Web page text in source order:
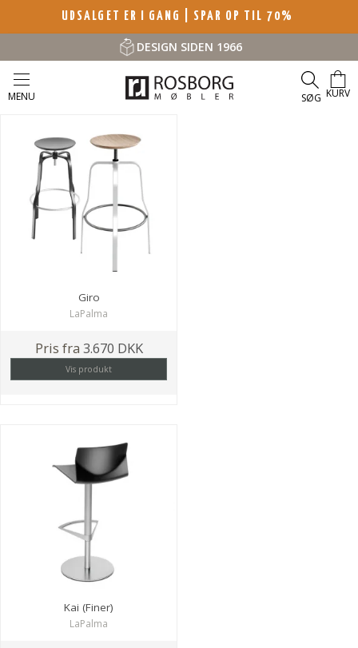
UDSALGET ER I GANG | SPAR OP TIL 70%
DESIGN SIDEN 1966
MENU SØG KURV
Giro
LaPalma
Pris fra 3.670 DKK
Vis produkt
Kai (Finer)
LaPalma